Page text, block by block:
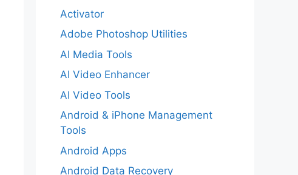
Activator
Adobe Photoshop Utilities
AI Media Tools
AI Video Enhancer
AI Video Tools
Android & iPhone Management
Tools
Android Apps
Android Data Recovery